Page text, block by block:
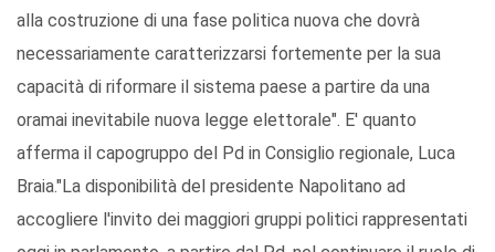
alla costruzione di una fase politica nuova che dovrà
necessariamente caratterizzarsi fortemente per la sua
capacità di riformare il sistema paese a partire da una
oramai inevitabile nuova legge elettorale". E' quanto
afferma il capogruppo del Pd in Consiglio regionale, Luca
Braia."La disponibilità del presidente Napolitano ad
accogliere l'invito dei maggiori gruppi politici rappresentati